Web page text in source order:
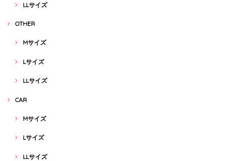
LLサイズ
OTHER
Mサイズ
Lサイズ
LLサイズ
CAR
Mサイズ
Lサイズ
LLサイズ